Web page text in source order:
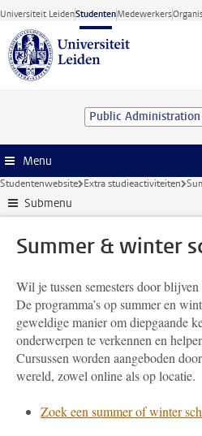
Ga direct naar de inhoud
Universiteit LeidenStudentenMedewerkers
Public
Menu
Studentenwebsite Extra studieactiviteiten
Submenu
Summer & winter
Wil je tussen semesters door
De programma’s op summer en
geweldige manier om diepgaande
onderwerpen te verkennen en
Cursussen worden aangeboden
wereld, zowel online als op locatie.
Zoek een summer of winter